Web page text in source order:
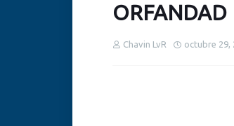
ORFANDAD
Chavin LvR octubre 29,